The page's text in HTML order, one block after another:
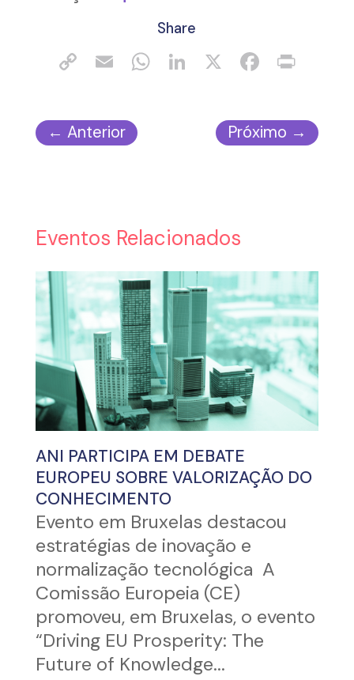
Share
← Anterior Próximo →
Eventos Relacionados
ANI PARTICIPA EM DEBATE
EUROPEU SOBRE VALORIZAÇÃO DO
CONHECIMENTO
Evento em Bruxelas destacou
estratégias de inovação e
normalização tecnológica A
Comissão Europeia (CE)
promoveu, em Bruxelas, o evento
“Driving EU Prosperity: The
Future of Knowledge...